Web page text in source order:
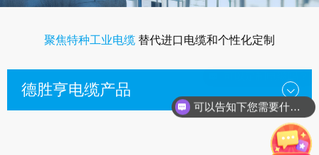
聚焦特种工业电缆 替代进口电缆和个性化定制
德胜亨电缆产品
可以告知下您需要什么种类的电缆？